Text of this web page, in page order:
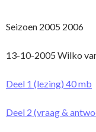
Seizoen 2005 2006
13-10-2005 Wilko
Deel 1 (lezing) 40 mb
Deel 2 (vraag &